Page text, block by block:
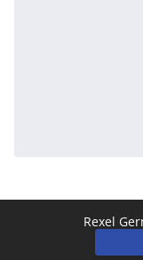
Rexel